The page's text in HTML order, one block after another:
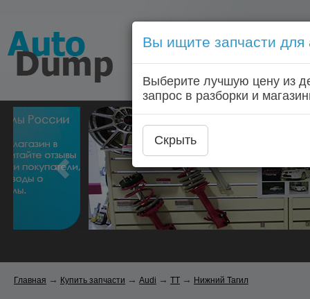
Голосовой запрос
Главная
Главная → Купить запчасти → Audi → TT → Нижний Тагил
Вы ищите запчасти для
Выберите лучшую цену из
запрос в разборки и
Скрыть